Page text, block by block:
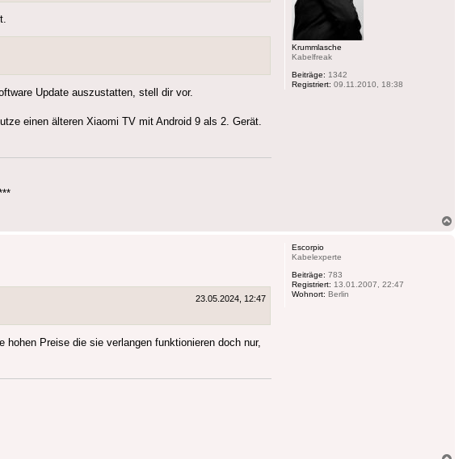
Krummlasche
Kabelfreak
Beiträge: 1342
Registriert: 09.11.2010, 18:38
Update auszustatten, stell dir vor.
einen älteren Xiaomi TV mit Android 9 als 2. Gerät.
Escorpio
Kabelexperte
Beiträge: 783
Registriert: 13.01.2007, 22:47
Wohnort: Berlin
23.05.2024, 12:47
Preise die sie verlangen funktionieren doch nur,